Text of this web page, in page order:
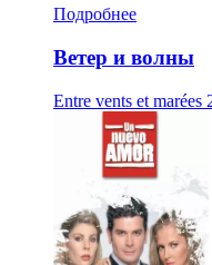
Подробнее
Ветер и волны
Entre vents et marées